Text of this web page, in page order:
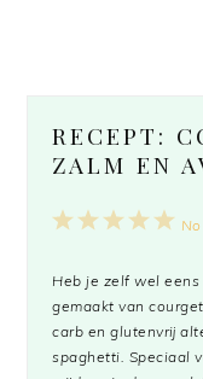
RECEPT:
ZALM EN
5
4
3
2
1
Heb je zelf wel
gemaakt van
carb en glutenvrij
spaghetti. Speciaal